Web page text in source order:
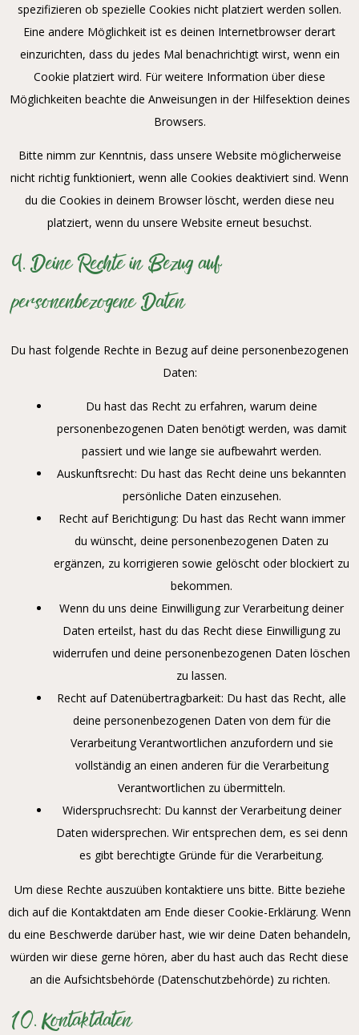
spezifizieren ob spezielle Cookies nicht platziert werden sollen.
Eine andere Möglichkeit ist es deinen Internetbrowser derart
einzurichten, dass du jedes Mal benachrichtigt wirst, wenn ein
Cookie platziert wird. Für weitere Information über diese
Möglichkeiten beachte die Anweisungen in der Hilfesektion deines
Browsers.
Bitte nimm zur Kenntnis, dass unsere Website möglicherweise
nicht richtig funktioniert, wenn alle Cookies deaktiviert sind. Wenn
du die Cookies in deinem Browser löscht, werden diese neu
platziert, wenn du unsere Website erneut besuchst.
9. Deine Rechte in Bezug auf
personenbezogene Daten
Du hast folgende Rechte in Bezug auf deine personenbezogenen
Daten:
Du hast das Recht zu erfahren, warum deine
personenbezogenen Daten benötigt werden, was damit
passiert und wie lange sie aufbewahrt werden.
Auskunftsrecht: Du hast das Recht deine uns bekannten
persönliche Daten einzusehen.
Recht auf Berichtigung: Du hast das Recht wann immer
du wünscht, deine personenbezogenen Daten zu
ergänzen, zu korrigieren sowie gelöscht oder blockiert zu
bekommen.
Wenn du uns deine Einwilligung zur Verarbeitung deiner
Daten erteilst, hast du das Recht diese Einwilligung zu
widerrufen und deine personenbezogenen Daten löschen
zu lassen.
Recht auf Datenübertragbarkeit: Du hast das Recht, alle
deine personenbezogenen Daten von dem für die
Verarbeitung Verantwortlichen anzufordern und sie
vollständig an einen anderen für die Verarbeitung
Verantwortlichen zu übermitteln.
Widerspruchsrecht: Du kannst der Verarbeitung deiner
Daten widersprechen. Wir entsprechen dem, es sei denn
es gibt berechtigte Gründe für die Verarbeitung.
Um diese Rechte auszuüben kontaktiere uns bitte. Bitte beziehe
dich auf die Kontaktdaten am Ende dieser Cookie-Erklärung. Wenn
du eine Beschwerde darüber hast, wie wir deine Daten behandeln,
würden wir diese gerne hören, aber du hast auch das Recht diese
an die Aufsichtsbehörde (Datenschutzbehörde) zu richten.
10. Kontaktdaten